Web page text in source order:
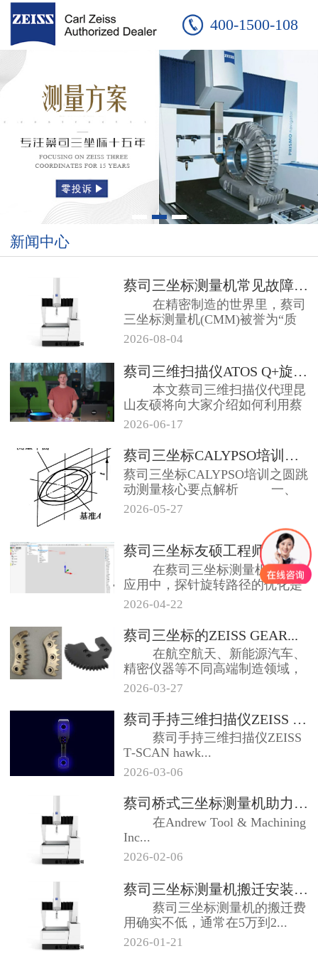
400-1500-108
新闻中心
蔡司三坐标测量机常见故障：友硕工...
在精密制造的世界里，蔡司
三坐标测量机(CMM)被誉为“质
量守护神...
2026-08-04
蔡司三维扫描仪ATOS Q+旋转...
本文蔡司三维扫描仪代理昆
山友硕将向大家介绍如何利用蔡
司三维扫描仪...
2026-06-17
蔡司三坐标CALYPSO培训之圆...
蔡司三坐标CALYPSO培训之圆跳
动测量核心要点解析 一、
圆跳...
2026-05-27
蔡司三坐标友硕工程师教你添加探针...
在蔡司三坐标测量机的实际
应用中，探针旋转路径的优化是
确保测量安全...
2026-04-22
蔡司三坐标的ZEISS GEAR...
在航空航天、新能源汽车、
精密仪器等不同高端制造领域，
有一种外形不...
2026-03-27
蔡司手持三维扫描仪ZEISS T...
蔡司手持三维扫描仪ZEISS
T‑SCAN hawk...
2026-03-06
蔡司桥式三坐标测量机助力Andr...
在Andrew Tool & Machining
Inc...
2026-02-06
蔡司三坐标测量机搬迁安装调试大概...
蔡司三坐标测量机的搬迁费
用确实不低，通常在‌5万到2...
2026-01-21